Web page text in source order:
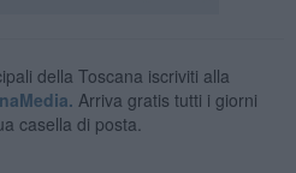
della Toscana iscriviti alla
Arriva gratis tutti i giorni
casella di posta.